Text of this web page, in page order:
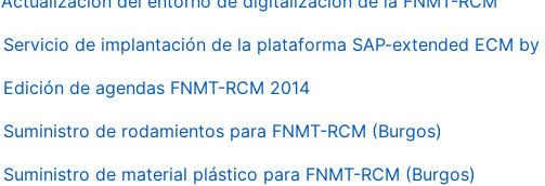
Servicio de implantación de la plataforma SAP-extended ECM by
Edición de agendas FNMT-RCM 2014
Suministro de rodamientos para FNMT-RCM (Burgos)
Suministro de material plástico para FNMT-RCM (Burgos)